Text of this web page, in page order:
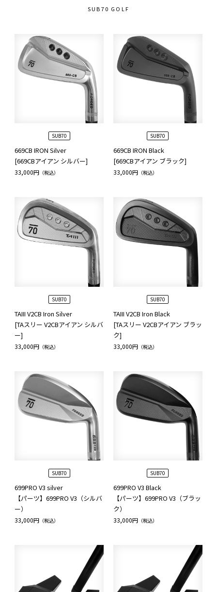
SUB70 GOLF
SUB70
669CB IRON Silver
[669CBアイアン シルバー]
33,000円 （税込）
SUB70
669CB IRON Black
[669CBアイアン ブラック]
33,000円（税込）
SUB70
TAIII V2CB Iron Silver
[TAスリー V2CBアイアン シルバ
ー]
33,000円 （税込）
SUB70
TAIII V2CB Iron Black
[TAスリー V2CBアイアン ブラッ
ク]
33,000円（税込）
SUB70
699PRO V3 silver
【パーツ】699PRO V3（シルバ
ー）
33,000円 （税込）
SUB70
699PRO V3 Black
【パーツ】699PRO V3（ブラッ
ク）
33,000円（税込）